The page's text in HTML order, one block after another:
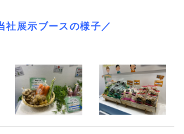
社展示ブースの様子／